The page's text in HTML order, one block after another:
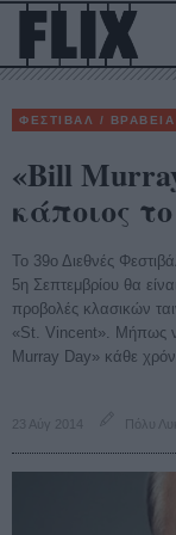
ΦΕΣΤΙΒΑΛ / ΒΡΑΒΕΙΑ
«Bill
κάποιος
Το 39ο Διεθνές
5η Σεπτεμβρίου θα
προβολές κλασικών
«St. Vincent». Μήπως
Murray Day» κάθε
23 Αύγ 2014 Πόλυ